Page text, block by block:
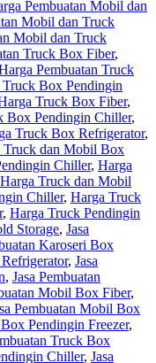
Pembuatan Mobil dan
Mobil dan Truck
Mobil dan Truck
Truck Box Fiber,
Pembuatan Truck
Truck Box Pendingin
Truck Box Fiber,
Box Pendingin Chiller,
Truck Box Refrigerator,
Truck dan Mobil Box
Chiller, Harga
Harga Truck dan Mobil
Chiller, Harga Truck
, Harga Truck Pendingin
Storage, Jasa
Karoseri Box
, Jasa
, Jasa Pembuatan
Mobil Box Fiber,
Pembuatan Mobil Box
Pendingin Freezer,
Truck Box
Chiller, Jasa